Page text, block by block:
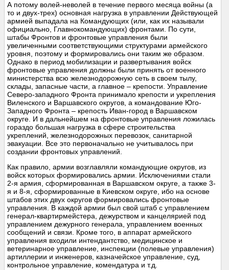
А потому волей-неволей в течение первого месяца войны (а
то и двух-трех) основная нагрузка в управлении Действующей
армией выпадала на Командующих (или, как их называли
официально, Главнокомандующих) фронтами. По сути,
штабы Фронтов и фронтовые управления были
увеличенными соответствующими структурами армейского
уровня, поэтому и формировались они таким же образом.
Однако в период мобилизации и развертывания войск
фронтовые управления должны были принять от военного
министерства всю железнодорожную сеть в своем тылу,
склады, запасные части, а главное – крепости. Управление
Северо-западного Фронта принимало крепости и укрепления
Виленского и Варшавского округов, а командование Юго-
Западного Фронта – крепость Иван-город в Варшавском
округе. И в дальнейшем на фронтовые управления ложилась
гораздо большая нагрузка в сфере строительства
укреплений, железнодорожных перевозок, санитарной
эвакуации. Все это первоначально не учитывалось при
создании фронтовых управлений.
Как правило, армии возглавляли командующие округов, из
войск которых формировались армии. Исключениями стали
2-я армия, сформированная в Варшавском округе, а также 3-
я и 8-я, сформированные в Киевском округе, ибо на основе
штабов этих двух округов формировались фронтовые
управления. В каждой армии был свой штаб с управлением
генерал-квартирмейстера, дежурством и канцелярией под
управлением дежурного генерала, управлением военных
сообщений и связи. Кроме того, в аппарат армейского
управления входили интендантство, медицинское и
ветеринарное управление, инспекции (полевые управления)
артиллерии и инженеров, казначейское управление, суд,
контрольное управление, комендатура и т.д.